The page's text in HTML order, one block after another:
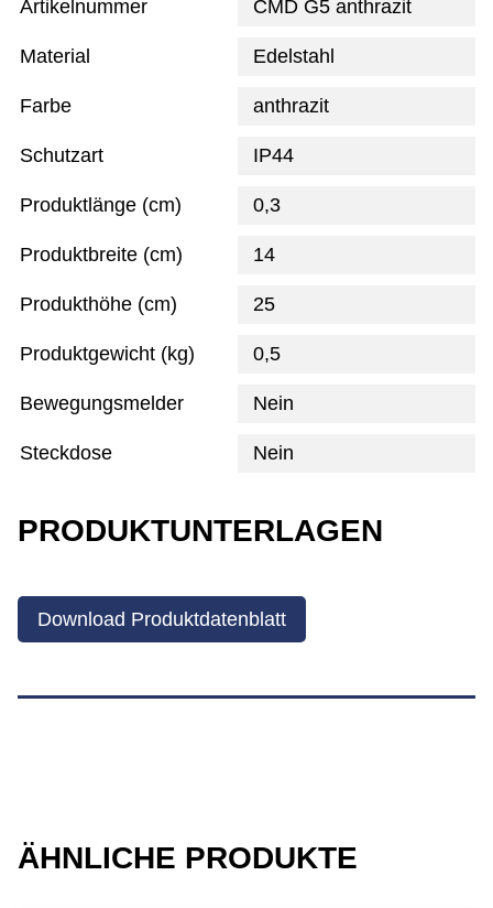
Artikelnummer CMD G5 anthrazit
Material Edelstahl
Farbe anthrazit
Schutzart IP44
Produktlänge (cm) 0,3
Produktbreite (cm) 14
Produkthöhe (cm) 25
Produktgewicht (kg) 0,5
Bewegungsmelder Nein
Steckdose Nein
PRODUKTUNTERLAGEN
Download Produktdatenblatt
ÄHNLICHE PRODUKTE